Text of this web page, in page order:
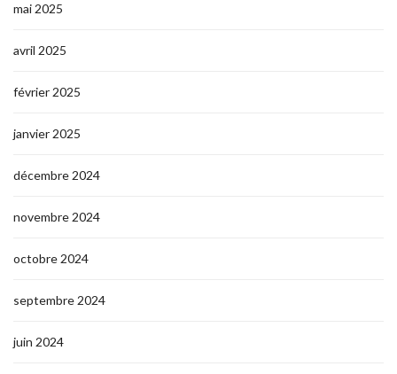
mai 2025
avril 2025
février 2025
janvier 2025
décembre 2024
novembre 2024
octobre 2024
septembre 2024
juin 2024